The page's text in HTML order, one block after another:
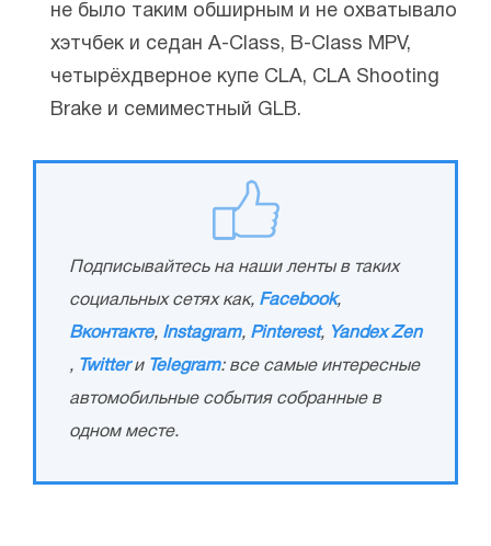
не было таким обширным и не охватывало
хэтчбек и седан A-Class, B-Class MPV,
четырёхдверное купе CLA, CLA Shooting
Brake и семиместный GLB.
Подписывайтесь на наши ленты в таких
социальных сетях как, Facebook,
Вконтакте, Instagram, Pinterest, Yandex Zen
, Twitterи Telegram: все самые интересные
автомобильные события собранные в
одном месте.